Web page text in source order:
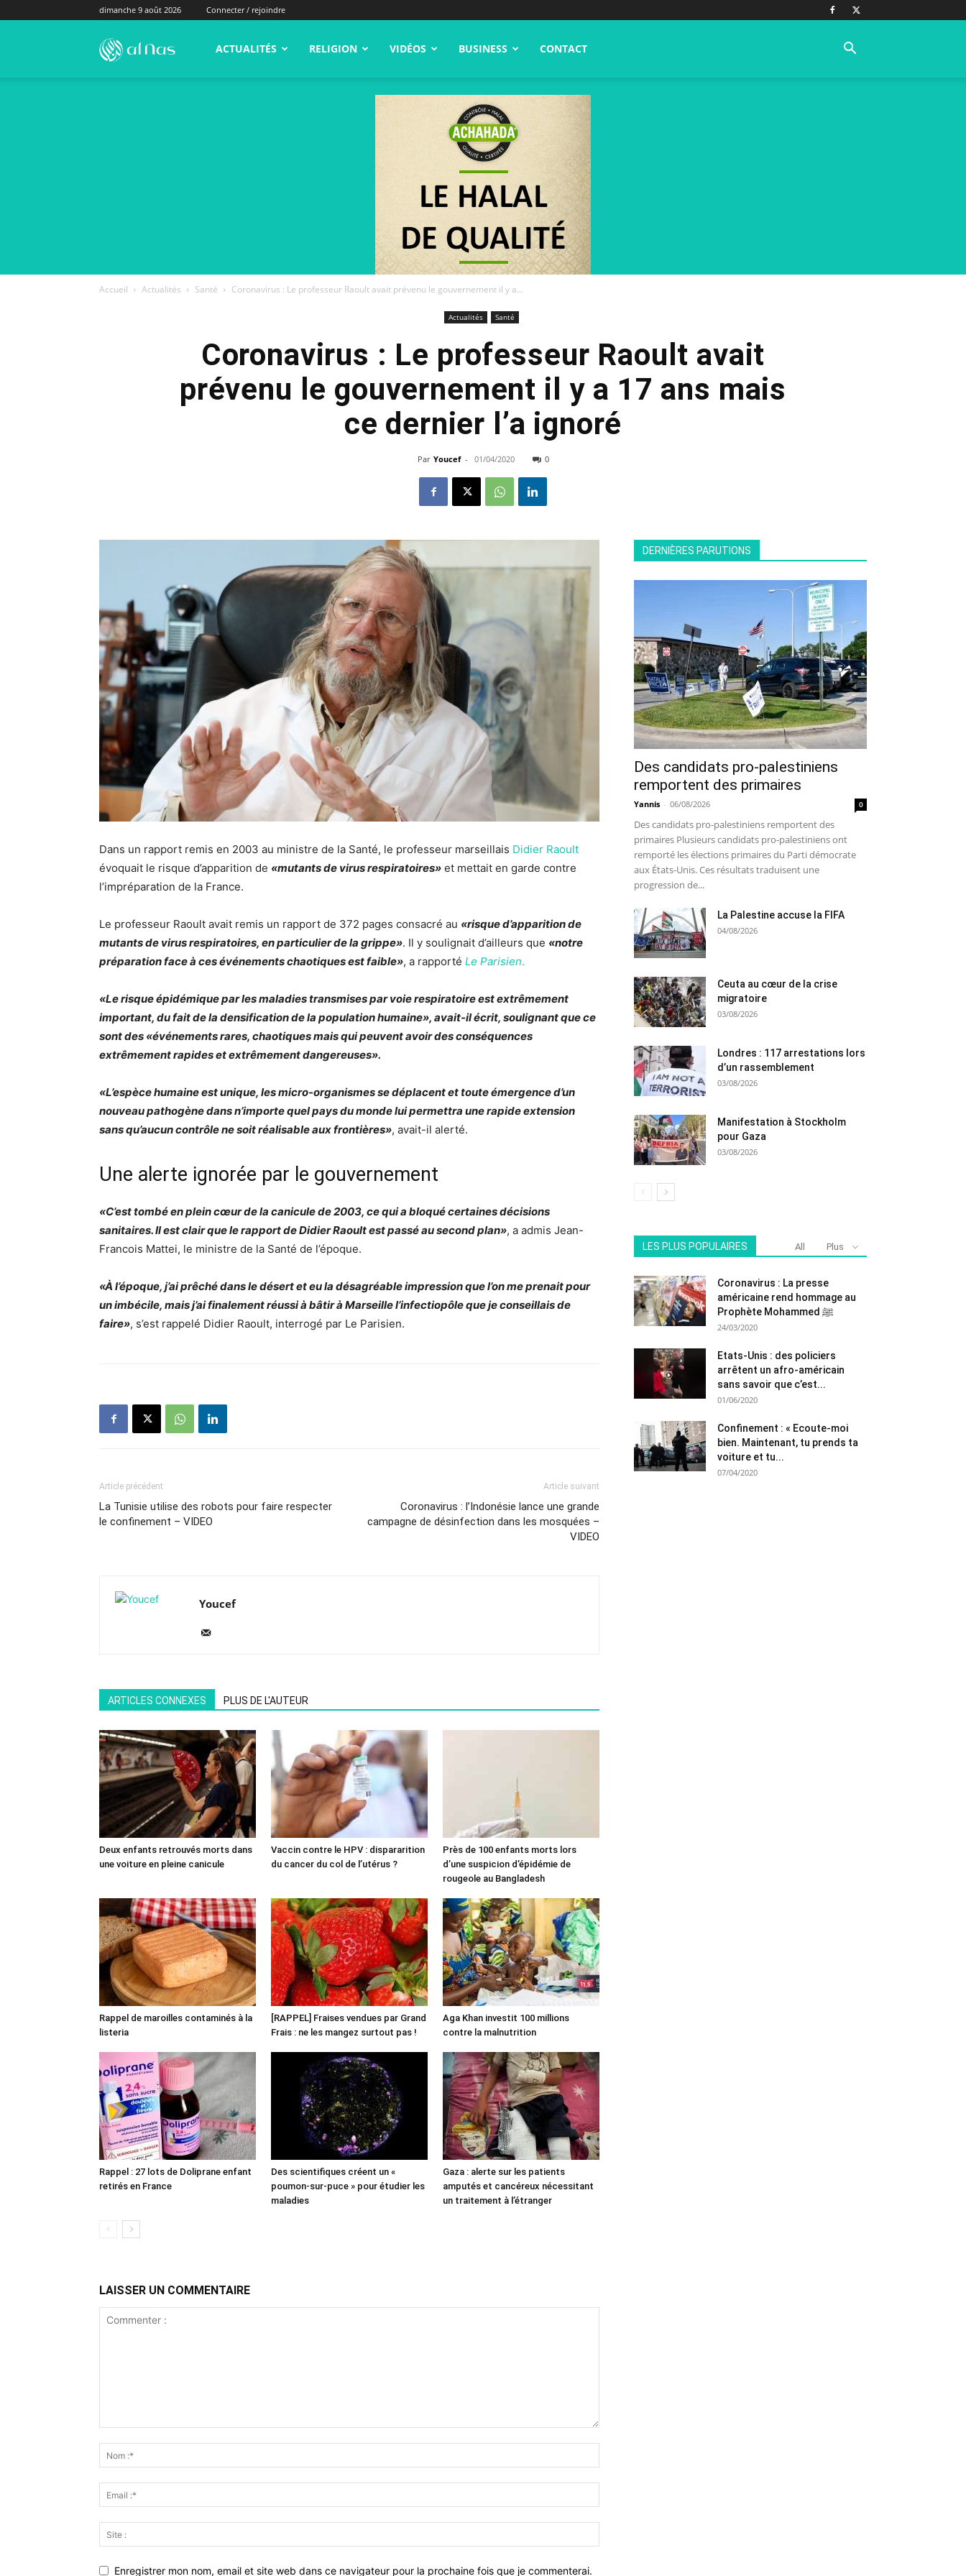
dimanche 9 août 2026 Connecter / rejoindre
alNas.fr ACTUALITÉS RELIGION VIDÉOS BUSINESS CONTACT
Accueil Actualités Santé Coronavirus : Le professeur Raoult avait prévenu le gouvernement il y a...
Actualités Santé
Coronavirus : Le professeur Raoult avait
prévenu le gouvernement il y a 17 ans mais
ce dernier l’a ignoré
Par Youcef - 01/04/2020 0
Dans un rapport remis en 2003 au ministre de la Santé, le professeur marseillais Didier Raoult
évoquait le risque d’apparition de «mutants de virus respiratoires» et mettait en garde contre
l’impréparation de la France.
Le professeur Raoult avait remis un rapport de 372 pages consacré au «risque d’apparition de
mutants de virus respiratoires, en particulier de la grippe». Il y soulignait d’ailleurs que «notre
préparation face à ces événements chaotiques est faible», a rapporté Le Parisien.
«Le risque épidémique par les maladies transmises par voie respiratoire est extrêmement
important, du fait de la densification de la population humaine», avait-il écrit, soulignant que ce
sont des «événements rares, chaotiques mais qui peuvent avoir des conséquences
extrêmement rapides et extrêmement dangereuses».
«L’espèce humaine est unique, les micro-organismes se déplacent et toute émergence d’un
nouveau pathogène dans n’importe quel pays du monde lui permettra une rapide extension
sans qu’aucun contrôle ne soit réalisable aux frontières», avait-il alerté.
Une alerte ignorée par le gouvernement
«C’est tombé en plein cœur de la canicule de 2003, ce qui a bloqué certaines décisions
sanitaires. Il est clair que le rapport de Didier Raoult est passé au second plan», a admis Jean-
Francois Mattei, le ministre de la Santé de l’époque.
«À l’époque, j’ai prêché dans le désert et eu la désagréable impression que l’on me prenait pour
un imbécile, mais j’ai finalement réussi à bâtir à Marseille l’infectiopôle que je conseillais de
faire», s’est rappelé Didier Raoult, interrogé par Le Parisien.
Article précédent
La Tunisie utilise des robots pour faire respecter
le confinement – VIDEO
Article suivant
Coronavirus : l’Indonésie lance une grande
campagne de désinfection dans les mosquées –
VIDEO
Youcef
ARTICLES CONNEXES PLUS DE L'AUTEUR
Deux enfants retrouvés morts dans
une voiture en pleine canicule
Vaccin contre le HPV : dispararition
du cancer du col de l’utérus ?
Près de 100 enfants morts lors
d’une suspicion d’épidémie de
rougeole au Bangladesh
Rappel de maroilles contaminés à la
listeria
[RAPPEL] Fraises vendues par Grand
Frais : ne les mangez surtout pas !
Aga Khan investit 100 millions
contre la malnutrition
Rappel : 27 lots de Doliprane enfant
retirés en France
Des scientifiques créent un «
poumon-sur-puce » pour étudier les
maladies
Gaza : alerte sur les patients
amputés et cancéreux nécessitant
un traitement à l’étranger
LAISSER UN COMMENTAIRE
Enregistrer mon nom, email et site web dans ce navigateur pour la prochaine fois que je commenterai.
DERNIÈRES PARUTIONS
Des candidats pro-palestiniens
remportent des primaires
Yannis - 06/08/2026 0
Des candidats pro-palestiniens remportent des
primaires Plusieurs candidats pro-palestiniens ont
remporté les élections primaires du Parti démocrate
aux États-Unis. Ces résultats traduisent une
progression de...
La Palestine accuse la FIFA
04/08/2026
Ceuta au cœur de la crise
migratoire
03/08/2026
Londres : 117 arrestations lors
d’un rassemblement
03/08/2026
Manifestation à Stockholm
pour Gaza
03/08/2026
LES PLUS POPULAIRES All Plus
Coronavirus : La presse
américaine rend hommage au
Prophète Mohammed ﷺ
24/03/2020
Etats-Unis : des policiers
arrêtent un afro-américain
sans savoir que c’est...
01/06/2020
Confinement : « Ecoute-moi
bien. Maintenant, tu prends ta
voiture et tu...
07/04/2020